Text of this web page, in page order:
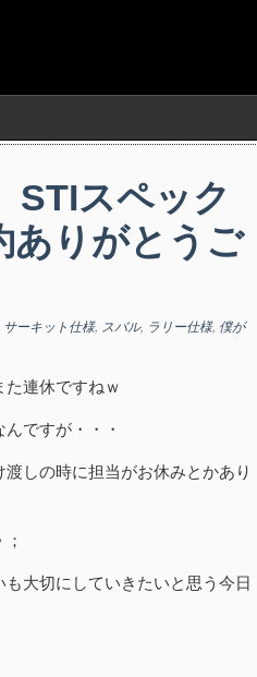
スペック
りがとうご
サーキット仕様, スバル, ラリー仕様, 僕が
連休ですねｗ
ですが・・・
しの時に担当がお休みとかあり
大切にしていきたいと思う今日